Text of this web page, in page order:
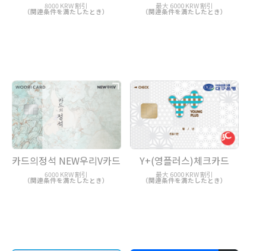
8000 KRW 割引
（関連条件を満たしたとき）
最大 6000 KRW 割引
（関連条件を満たしたとき）
카드의정석 NEW우리V카드
6000 KRW 割引
（関連条件を満たしたとき）
Y+(영플러스)체크카드
最大 6000 KRW 割引
（関連条件を満たしたとき）